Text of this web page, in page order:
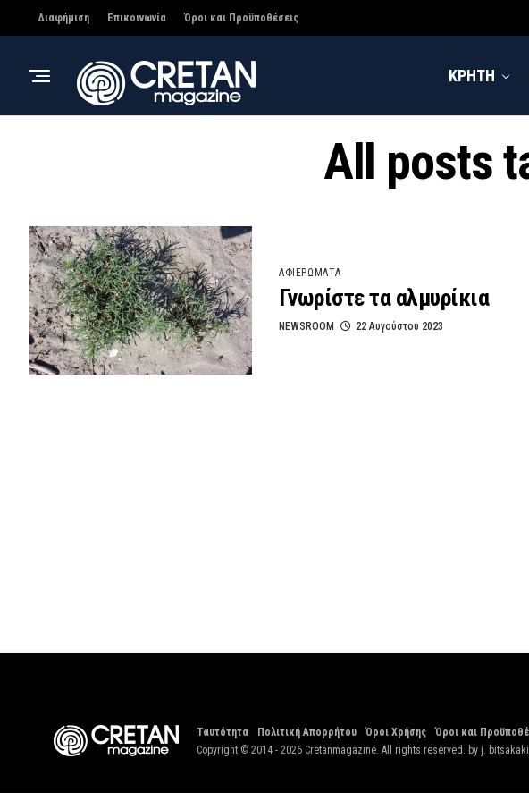
Διαφήμιση Επικοινωνία Όροι και Προϋποθέσεις
ΚΡΗΤΗ
All posts
ΑΦΙΕΡΩΜΑΤΑ
Γνωρίστε τα αλμυρίκια
NEWSROOM 22 Αυγούστου 2023
Ταυτότητα Πολιτική Απορρήτου Όροι Χρήσης
Όροι και
Copyright © 2014 - 2026 Cretanmagazine. All rights reserved. by j.